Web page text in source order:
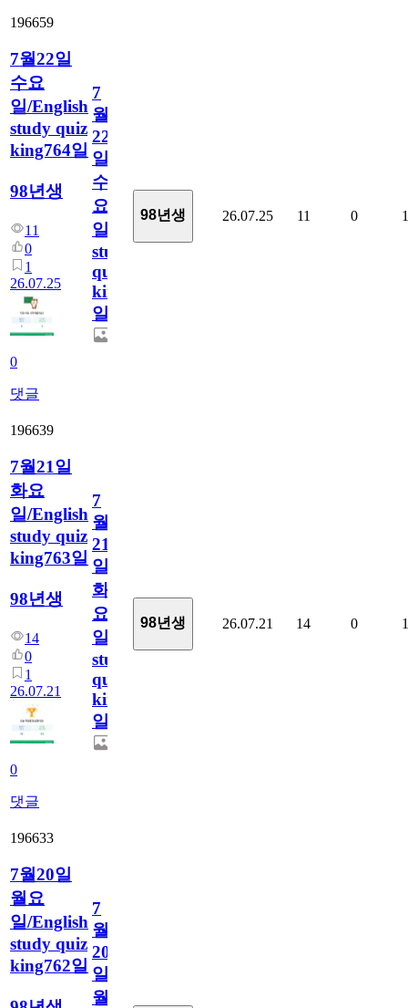
196659
7월22일
수요
일/English
study quiz
king764일
98년생
11
0
1
26.07.25
0
댓글
7
월
22
일
수
요
일/English
study
quiz
king764
일
98년생 26.07.25 11 0 1
196639
7월21일
화요
일/English
study quiz
king763일
98년생
14
0
1
26.07.21
0
댓글
7
월
21
일
화
요
일/English
study
quiz
king763
일
98년생 26.07.21 14 0 1
196633
7월20일
월요
일/English
study quiz
king762일
7
월
20
일
월